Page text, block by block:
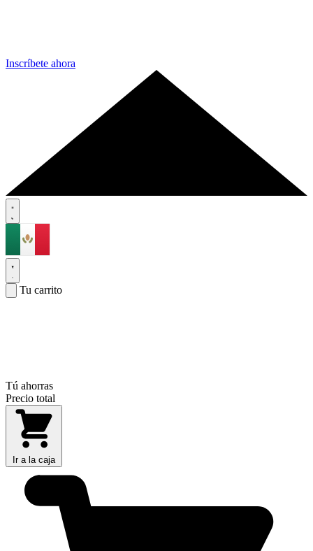
Inscríbete ahora
Tu carrito
Tú ahorras
Precio total
Ir a la caja